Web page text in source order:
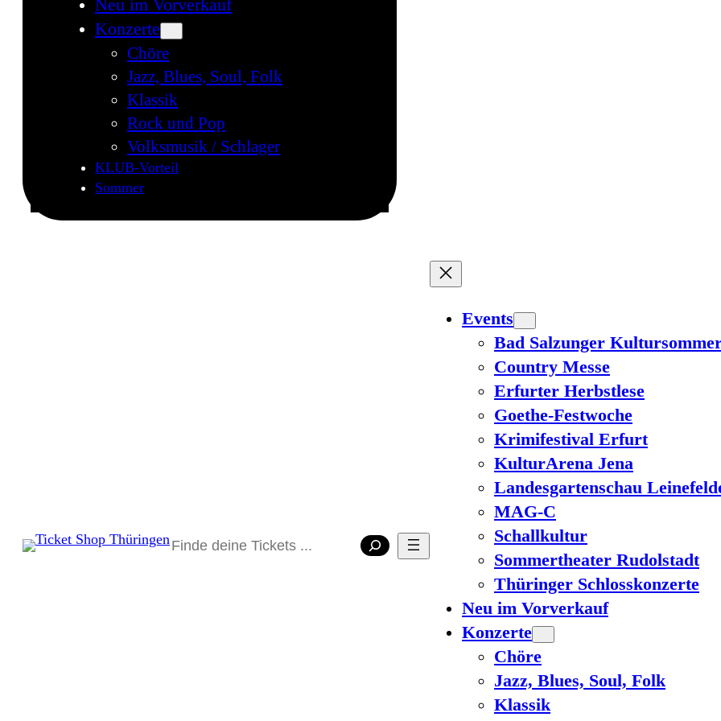
Neu im Vorverkauf
Konzerte
Chöre
Jazz, Blues, Soul, Folk
Klassik
Rock und Pop
Volksmusik / Schlager
KLUB-Vorteil
Sommer
Suchen
Events
Bad Salzunger
Country Messe
Erfurter Herbstlese
Goethe-Festwoche
Krimifestival Erfurt
KulturArena Jena
Landesgartenschau
MAG-C
Schallkultur
Sommertheater Rudolstadt
Thüringer Schlosskonzerte
Neu im Vorverkauf
Konzerte
Chöre
Jazz, Blues, Soul, Folk
Klassik